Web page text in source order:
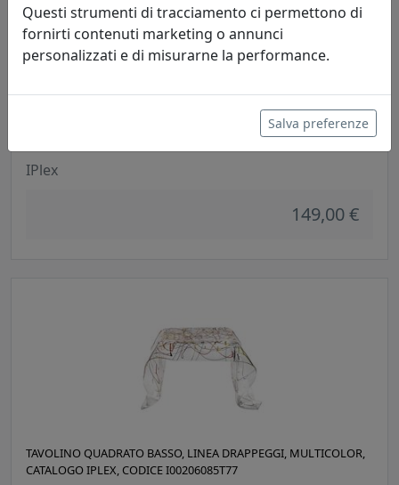
TAVOLINO QUADRATO BASSO, LINEA DRAPPEGGI, FUMÈ,
IPlex
149,00 €
TAVOLINO QUADRATO BASSO, LINEA DRAPPEGGI, MULTICOLOR,
CATALOGO IPLEX, CODICE I00206085T77
Questi strumenti di tracciamento ci permettono di
fornirti contenuti marketing o annunci
personalizzati e di misurarne la performance.
Salva preferenze